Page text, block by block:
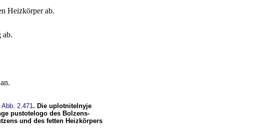
Heizkörper ab.
ab.
Abb. 2.471. Die uplotnitelnyje
pustotelogo des Bolzens-
und des fetten Heizkörpers